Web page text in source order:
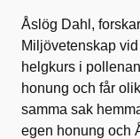
Åslög Dahl,
Miljövetenskap
helgkurs i
honung och får
samma sak
egen honung och